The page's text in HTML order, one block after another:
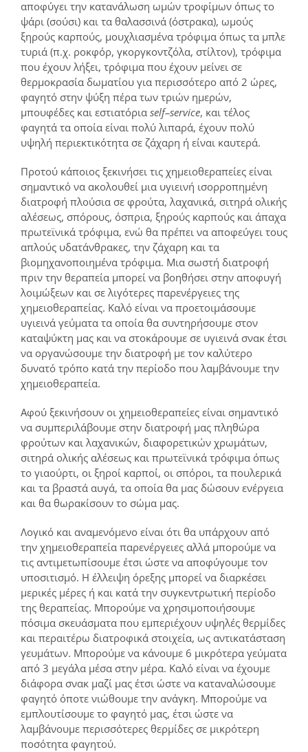
αποφύγει την κατανάλωση ωμών τροφίμων όπως το
ψάρι (σούσι) και τα θαλασσινά (όστρακα), ωμούς
ξηρούς καρπούς, μουχλιασμένα τρόφιμα όπως τα μπλε
τυριά (π.χ. ροκφόρ, γκοργκοντζόλα, στίλτον), τρόφιμα
που έχουν λήξει, τρόφιμα που έχουν μείνει σε
θερμοκρασία δωματίου για περισσότερο από 2 ώρες,
φαγητό στην ψύξη πέρα των τριών ημερών,
μπουφέδες και εστιατόρια self–service, και τέλος
φαγητά τα οποία είναι πολύ λιπαρά, έχουν πολύ
υψηλή περιεκτικότητα σε ζάχαρη ή είναι καυτερά.
Προτού κάποιος ξεκινήσει τις χημειοθεραπείες είναι
σημαντικό να ακολουθεί μια υγιεινή ισορροπημένη
διατροφή πλούσια σε φρούτα, λαχανικά, σιτηρά ολικής
αλέσεως, σπόρους, όσπρια, ξηρούς καρπούς και άπαχα
πρωτεϊνικά τρόφιμα, ενώ θα πρέπει να αποφεύγει τους
απλούς υδατάνθρακες, την ζάχαρη και τα
βιομηχανοποιημένα τρόφιμα. Μια σωστή διατροφή
πριν την θεραπεία μπορεί να βοηθήσει στην αποφυγή
λοιμώξεων και σε λιγότερες παρενέργειες της
χημειοθεραπείας. Καλό είναι να προετοιμάσουμε
υγιεινά γεύματα τα οποία θα συντηρήσουμε στον
καταψύκτη μας και να στοκάρουμε σε υγιεινά σνακ έτσι
να οργανώσουμε την διατροφή με τον καλύτερο
δυνατό τρόπο κατά την περίοδο που λαμβάνουμε την
χημειοθεραπεία.
Αφού ξεκινήσουν οι χημειοθεραπείες είναι σημαντικό
να συμπεριλάβουμε στην διατροφή μας πληθώρα
φρούτων και λαχανικών, διαφορετικών χρωμάτων,
σιτηρά ολικής αλέσεως και πρωτεϊνικά τρόφιμα όπως
το γιαούρτι, οι ξηροί καρποί, οι σπόροι, τα πουλερικά
και τα βραστά αυγά, τα οποία θα μας δώσουν ενέργεια
και θα θωρακίσουν το σώμα μας.
Λογικό και αναμενόμενο είναι ότι θα υπάρχουν από
την χημειοθεραπεία παρενέργειες αλλά μπορούμε να
τις αντιμετωπίσουμε έτσι ώστε να αποφύγουμε τον
υποσιτισμό. Η έλλειψη όρεξης μπορεί να διαρκέσει
μερικές μέρες ή και κατά την συγκεντρωτική περίοδο
της θεραπείας. Μπορούμε να χρησιμοποιήσουμε
πόσιμα σκευάσματα που εμπεριέχουν υψηλές θερμίδες
και περαιτέρω διατροφικά στοιχεία, ως αντικατάσταση
γευμάτων. Μπορούμε να κάνουμε 6 μικρότερα γεύματα
από 3 μεγάλα μέσα στην μέρα. Καλό είναι να έχουμε
διάφορα σνακ μαζί μας έτσι ώστε να καταναλώσουμε
φαγητό όποτε νιώθουμε την ανάγκη. Μπορούμε να
εμπλουτίσουμε το φαγητό μας, έτσι ώστε να
λαμβάνουμε περισσότερες θερμίδες σε μικρότερη
ποσότητα φαγητού.